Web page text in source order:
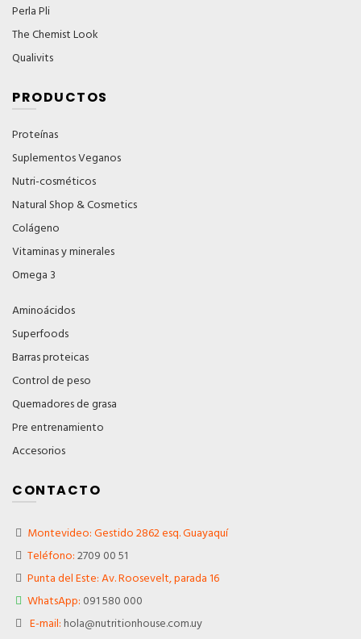
Perla Pli
The Chemist Look
Qualivits
PRODUCTOS
Proteínas
Suplementos Veganos
Nutri-cosméticos
Natural Shop & Cosmetics
Colágeno
Vitaminas y minerales
Omega 3
Aminoácidos
Superfoods
Barras proteicas
Control de peso
Quemadores de grasa
Pre entrenamiento
Accesorios
CONTACTO
Montevideo: Gestido 2862 esq. Guayaquí
Teléfono:2709 00 51
Punta del Este: Av. Roosevelt, parada 16
WhatsApp: 091 580 000
E-mail:hola@nutritionhouse.com.uy